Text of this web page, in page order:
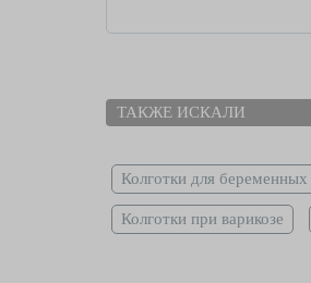
ТАКЖЕ ИСКАЛИ
Колготки для беременных
Колготки при варикозе